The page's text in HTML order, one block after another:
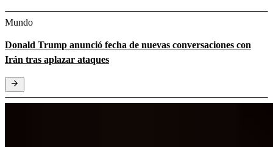
Mundo
Donald Trump anunció fecha de nuevas conversaciones con
Irán tras aplazar ataques